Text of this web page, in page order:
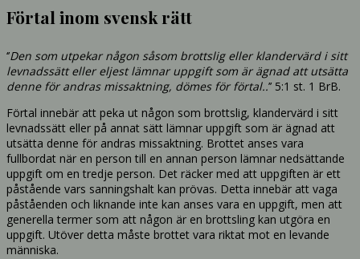
Förtal inom svensk rätt
‘’Den som utpekar någon såsom brottslig eller klandervärd i sitt
levnadssätt eller eljest lämnar uppgift som är ägnad att utsätta
denne för andras missaktning, dömes för förtal..’’ 5:1 st. 1 BrB.
Förtal innebär att peka ut någon som brottslig, klandervärd i sitt
levnadssätt eller på annat sätt lämnar uppgift som är ägnad att
utsätta denne för andras missaktning. Brottet anses vara
fullbordat när en person till en annan person lämnar nedsättande
uppgift om en tredje person. Det räcker med att uppgiften är ett
påstående vars sanningshalt kan prövas. Detta innebär att vaga
påståenden och liknande inte kan anses vara en uppgift, men att
generella termer som att någon är en brottsling kan utgöra en
uppgift. Utöver detta måste brottet vara riktat mot en levande
människa.